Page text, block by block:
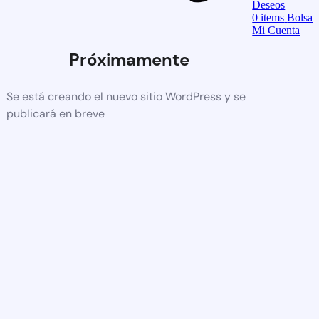
Próximamente
Se está creando el nuevo sitio WordPress y se
publicará en breve
Deseos
0items Bolsa
Mi Cuenta